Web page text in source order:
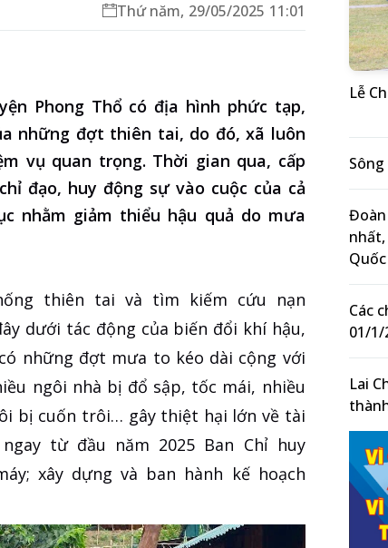
Thứ năm, 29/05/2025 11:01
Phong Thổ có địa hình phức tạp,
những đợt thiên tai, do đó, xã luôn
vụ quan trọng. Thời gian qua, cấp
đạo, huy động sự vào cuộc của cả
nhằm giảm thiểu hậu quả do mưa
thiên tai và tìm kiếm cứu nạn
dưới tác động của biến đổi khí hậu,
những đợt mưa to kéo dài cộng với
ngôi nhà bị đổ sập, tốc mái, nhiều
bị cuốn trôi… gây thiệt hại lớn về tài
từ đầu năm 2025 Ban Chỉ huy
xây dựng và ban hành kế hoạch
Lễ
Đoàn
Các
01/1/
Lai